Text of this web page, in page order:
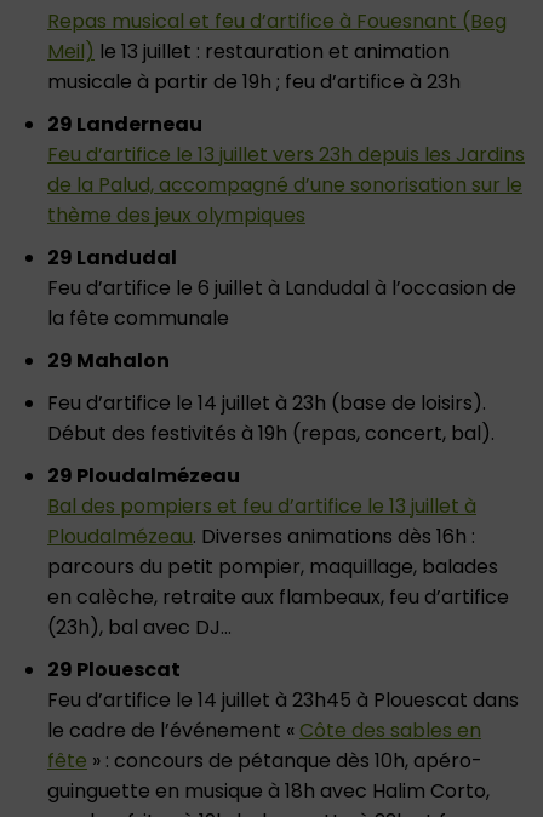
Repas musical et feu d’artifice à Fouesnant (Beg
Meil) le 13 juillet : restauration et animation
musicale à partir de 19h ; feu d’artifice à 23h
29 Landerneau
Feu d’artifice le 13 juillet vers 23h depuis les Jardins
de la Palud, accompagné d’une sonorisation sur le
thème des jeux olympiques
29 Landudal
Feu d’artifice le 6 juillet à Landudal à l’occasion de
la fête communale
29 Mahalon
Feu d’artifice le 14 juillet à 23h (base de loisirs).
Début des festivités à 19h (repas, concert, bal).
29 Ploudalmézeau
Bal des pompiers et feu d’artifice le 13 juillet à
Ploudalmézeau. Diverses animations dès 16h :
parcours du petit pompier, maquillage, balades
en calèche, retraite aux flambeaux, feu d’artifice
(23h), bal avec DJ…
29 Plouescat
Feu d’artifice le 14 juillet à 23h45 à Plouescat dans
le cadre de l’événement « Côte des sables en
fête » : concours de pétanque dès 10h, apéro-
guinguette en musique à 18h avec Halim Corto,